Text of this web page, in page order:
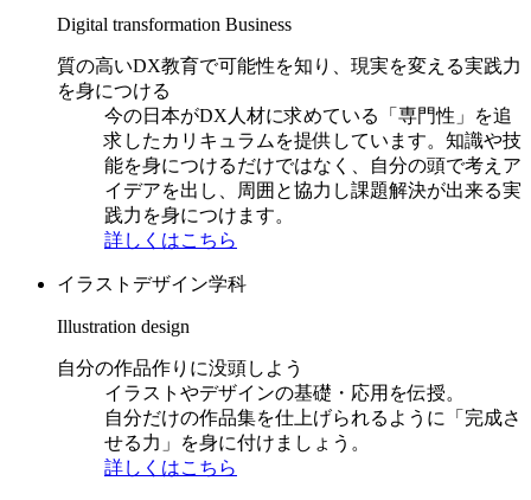
Digital transformation Business
質の高いDX教育で可能性を知り、現実を変える実践力
を身につける
今の日本がDX人材に求めている「専門性」を追
求したカリキュラムを提供しています。知識や技
能を身につけるだけではなく、自分の頭で考えア
イデアを出し、周囲と協力し課題解決が出来る実
践力を身につけます。
詳しくはこちら
イラストデザイン学科
Illustration design
自分の作品作りに没頭しよう
イラストやデザインの基礎・応用を伝授。
自分だけの作品集を仕上げられるように「完成さ
せる力」を身に付けましょう。
詳しくはこちら